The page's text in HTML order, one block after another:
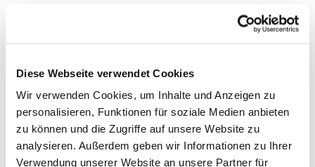
Diese Webseite verwendet Cookies
Wir verwenden Cookies, um Inhalte und Anzeigen zu
personalisieren, Funktionen für soziale Medien anbieten
zu können und die Zugriffe auf unsere Website zu
analysieren. Außerdem geben wir Informationen zu Ihrer
Verwendung unserer Website an unsere Partner für